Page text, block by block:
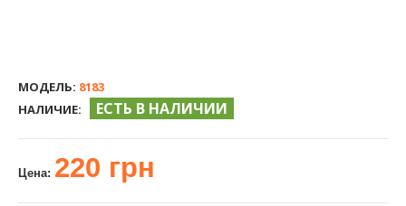
МОДЕЛЬ: 8183
НАЛИЧИЕ:
ЕСТЬ В НАЛИЧИИ
Цена: 220 грн